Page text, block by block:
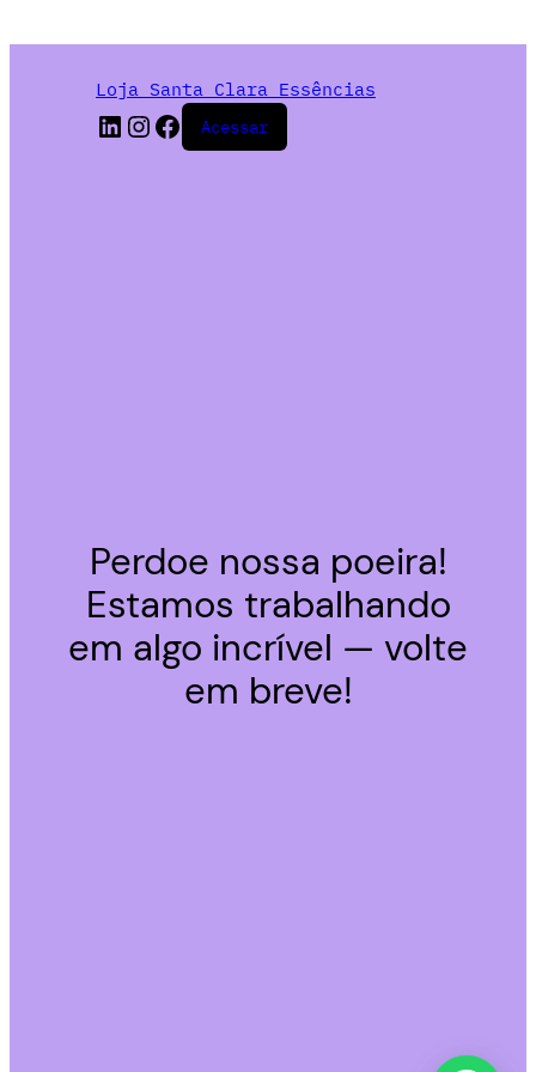
Loja Santa Clara Essências
Acessar
Perdoe nossa poeira!
Estamos trabalhando
em algo incrível — volte
em breve!